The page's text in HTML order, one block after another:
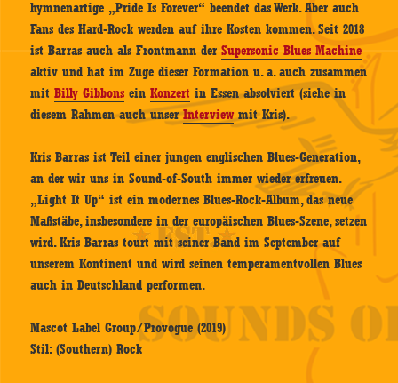
hymnenartige „Pride Is Forever“ beendet das Werk. Aber auch
Fans des Hard-Rock werden auf ihre Kosten kommen. Seit 2018
ist Barras auch als Frontmann derSupersonic Blues Machine
aktiv und hat im Zuge dieser Formation u. a. auch zusammen
mitBilly Gibbons einKonzert in Essen absolviert (siehe in
diesem Rahmen auch unserInterviewmit Kris).
Kris Barras ist Teil einer jungen englischen Blues-Generation,
an der wir uns in Sound-of-South immer wieder erfreuen.
„Light It Up“ ist ein modernes Blues-Rock-Album, das neue
Maßstäbe, insbesondere in der europäischen Blues-Szene, setzen
wird. Kris Barras tourt mit seiner Band im September auf
unserem Kontinent und wird seinen temperamentvollen Blues
auch in Deutschland performen.
Mascot Label Group/Provogue (2019)
Stil: (Southern) Rock